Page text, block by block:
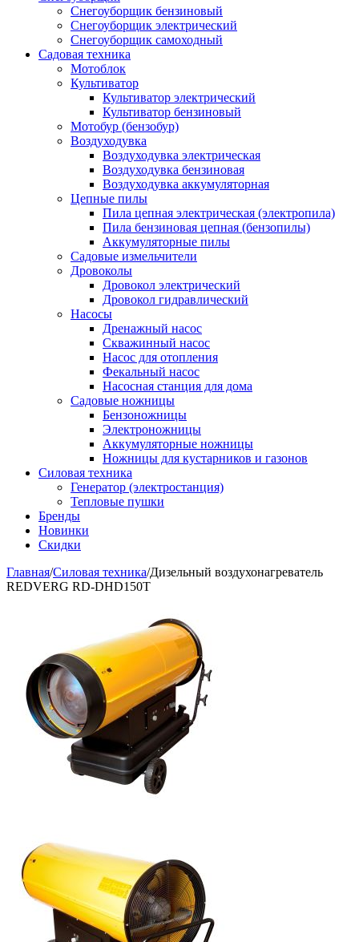
Снегоуборщик бензиновый
Снегоуборщик электрический
Снегоуборщик самоходный
Садовая техника
Мотоблок
Культиватор
Культиватор электрический
Культиватор бензиновый
Мотобур (бензобур)
Воздуходувка
Воздуходувка электрическая
Воздуходувка бензиновая
Воздуходувка аккумуляторная
Цепные пилы
Пила цепная электрическая (электропила)
Пила бензиновая цепная (бензопилы)
Аккумуляторные пилы
Садовые измельчители
Дровоколы
Дровокол электрический
Дровокол гидравлический
Насосы
Дренажный насос
Скважинный насос
Насос для отопления
Фекальный насос
Насосная станция для дома
Садовые ножницы
Бензоножницы
Электроножницы
Аккумуляторные ножницы
Ножницы для кустарников и газонов
Силовая техника
Генератор (электростанция)
Тепловые пушки
Бренды
Новинки
Скидки
Главная/Силовая техника/Дизельный воздухонагреватель
REDVERG RD-DHD150T